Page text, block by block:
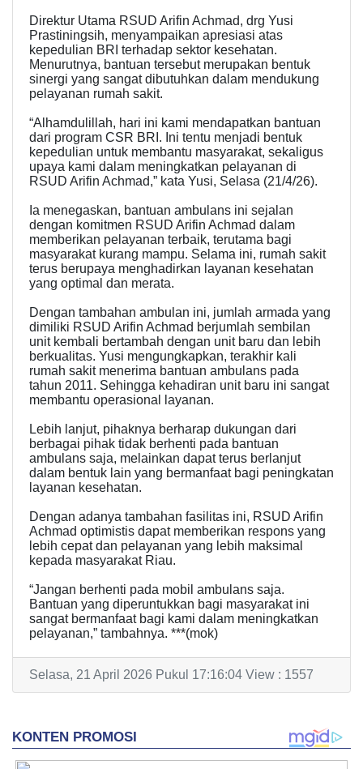
Direktur Utama RSUD Arifin Achmad, drg Yusi
Prastiningsih, menyampaikan apresiasi atas
kepedulian BRI terhadap sektor kesehatan.
Menurutnya, bantuan tersebut merupakan bentuk
sinergi yang sangat dibutuhkan dalam mendukung
pelayanan rumah sakit.
“Alhamdulillah, hari ini kami mendapatkan bantuan
dari program CSR BRI. Ini tentu menjadi bentuk
kepedulian untuk membantu masyarakat, sekaligus
upaya kami dalam meningkatkan pelayanan di
RSUD Arifin Achmad,” kata Yusi, Selasa (21/4/26).
Ia menegaskan, bantuan ambulans ini sejalan
dengan komitmen RSUD Arifin Achmad dalam
memberikan pelayanan terbaik, terutama bagi
masyarakat kurang mampu. Selama ini, rumah sakit
terus berupaya menghadirkan layanan kesehatan
yang optimal dan merata.
Dengan tambahan ambulan ini, jumlah armada yang
dimiliki RSUD Arifin Achmad berjumlah sembilan
unit kembali bertambah dengan unit baru dan lebih
berkualitas. Yusi mengungkapkan, terakhir kali
rumah sakit menerima bantuan ambulans pada
tahun 2011. Sehingga kehadiran unit baru ini sangat
membantu operasional layanan.
Lebih lanjut, pihaknya berharap dukungan dari
berbagai pihak tidak berhenti pada bantuan
ambulans saja, melainkan dapat terus berlanjut
dalam bentuk lain yang bermanfaat bagi peningkatan
layanan kesehatan.
Dengan adanya tambahan fasilitas ini, RSUD Arifin
Achmad optimistis dapat memberikan respons yang
lebih cepat dan pelayanan yang lebih maksimal
kepada masyarakat Riau.
“Jangan berhenti pada mobil ambulans saja.
Bantuan yang diperuntukkan bagi masyarakat ini
sangat bermanfaat bagi kami dalam meningkatkan
pelayanan,” tambahnya. ***(mok)
Selasa, 21 April 2026 Pukul 17:16:04 View : 1557